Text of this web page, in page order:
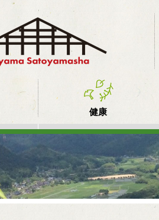
健康